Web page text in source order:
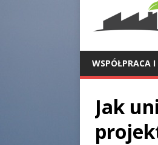
WSPÓŁPRACA
Jak